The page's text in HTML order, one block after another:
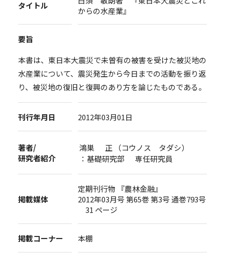
タイトル
からの水産業』
要旨
本書は、東日本大震災で未曽有の被害を受けた被災地の
水産業について、震災発生から今日までの活動を振り返
り、被災地の復旧と復興のあり方を論じたものである。
刊行年月日 2012年03月01日
著者/
研究者紹介
鴻巣 正 （コウノス タダシ）
：基礎研究部 専任研究員
掲載媒体
定期刊行物 『農林金融』
2012年03月号 第65巻 第3号 通巻793号
31 ページ
掲載コーナー 本棚